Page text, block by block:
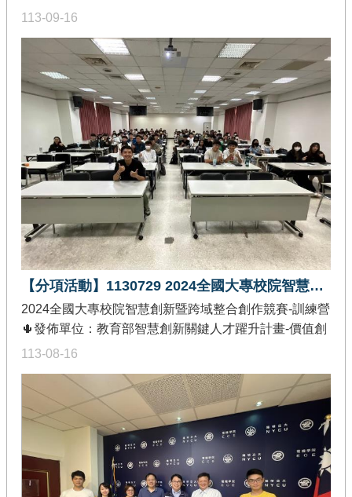
113-09-16
位：教育部智慧創新關鍵人才躍升計畫-課程教學精進分
精進是本期教育部智慧創新關鍵人才躍升計畫(ITSA)重
要績效指標之一，為培育智慧創新跨域微學程「軟體開
發實務」種子師資，以訓練學生具備軟體開發實務知能
與工具應用能力，示範學校應鼓勵並協助相關授課老師
取得「軟體開發實務」課程模組種子教師資格(作為管考
考核目標項目)，並將模組內容融入微學程重點與相關課
程，建構軟體開發實務跨域學習環境，以提升學生軟體
專案開發與維運的實務能力。
【分項活動】1130729 2024全國大專校院智慧創新暨跨域整合創作競賽-訓練營
113-08-16
2024全國大專校院智慧創新暨跨域整合創作競賽-訓練營
🌵發佈單位：教育部智慧創新關鍵人才躍升計畫-價值創
造推廣分項🌵活動簡介：為鼓勵全國大專校院師生從事
並鏈結產研與社群資源， 拓展軟體創作人才之價值創造
及創新創業管道，故舉辦本競賽。並辦理競賽訓練營培
養學生參賽技能。臺北場🎯活動日期：113年7月24日
(三)🎯活動地點：因辦理期間發生颱風，改採線上培訓高
雄場🎯活動日期：113年7月26日 (五)🎯活動地點：因辦
理期間發生颱風，改採線上培訓臺中場🎯活動日期：